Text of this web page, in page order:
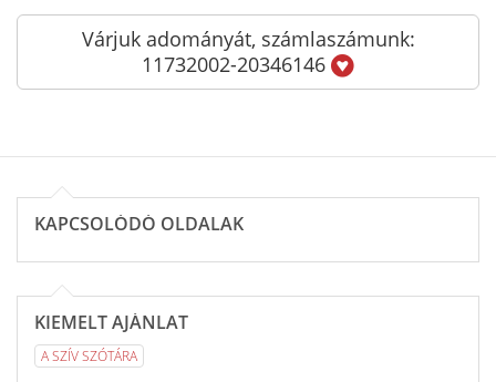
Várjuk adományát, számlaszámunk:
11732002-20346146
KAPCSOLÓDÓ OLDALAK
KIEMELT AJÁNLAT
A SZÍV SZÓTÁRA